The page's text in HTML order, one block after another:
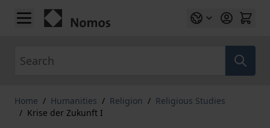
Skip to Content
Home / Humanities / Religion / Religious Studies
/ Krise der Zukunft I